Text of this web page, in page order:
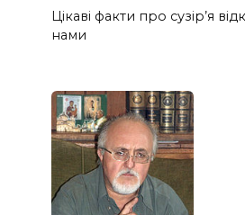
Цікаві факти про сузір’я
нами